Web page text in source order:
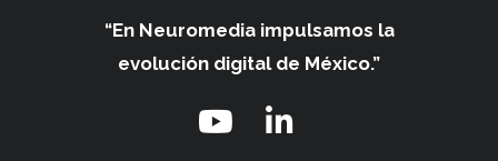
“En Neuromedia impulsamos la
evolución digital de México.”